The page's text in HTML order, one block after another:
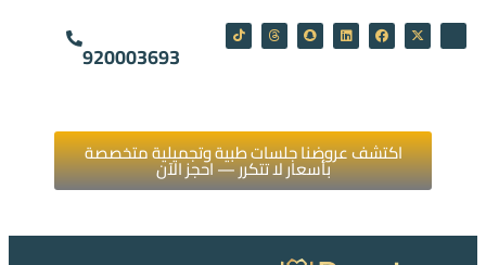
920003693
اكتشف عروضنا جلسات طبية وتجميلية متخصصة
بأسعار لا تتكرر — احجز الآن